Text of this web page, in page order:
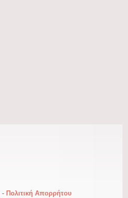
- Πολιτική Απορρήτου